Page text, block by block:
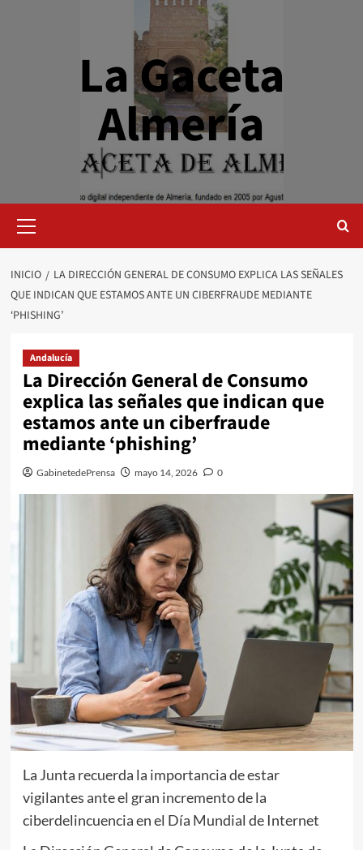
La Gaceta
Almería
primario
INICIO
LA DIRECCIÓN GENERAL DE CONSUMO EXPLICA LAS SEÑALES
QUE INDICAN QUE ESTAMOS ANTE UN CIBERFRAUDE MEDIANTE
‘PHISHING’
Andalucía
La Dirección General de Consumo
explica las señales que indican que
estamos ante un ciberfraude
mediante ‘phishing’
GabinetedePrensa mayo 14, 2026 0
La Junta recuerda la importancia de estar
vigilantes ante el gran incremento de la
ciberdelincuencia en el Día Mundial de Internet